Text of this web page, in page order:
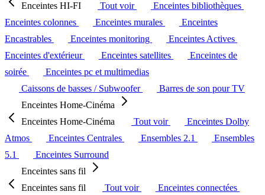
Enceintes HI-FI
Tout voir
Enceintes bibliothèques
Enceintes colonnes
Enceintes murales
Enceintes
Encastrables
Enceintes monitoring
Enceintes Actives
Enceintes d'extérieur
Enceintes satellites
Enceintes de
soirée
Enceintes pc et multimedias
Caissons de basses / Subwoofer
Barres de son pour TV
Enceintes Home-Cinéma
Enceintes Home-Cinéma
Tout voir
Enceintes Dolby
Atmos
Enceintes Centrales Ensembles 2.1
Ensembles
5.1
Enceintes Surround
Enceintes sans fil
Enceintes sans fil
Tout voir
Enceintes connectées